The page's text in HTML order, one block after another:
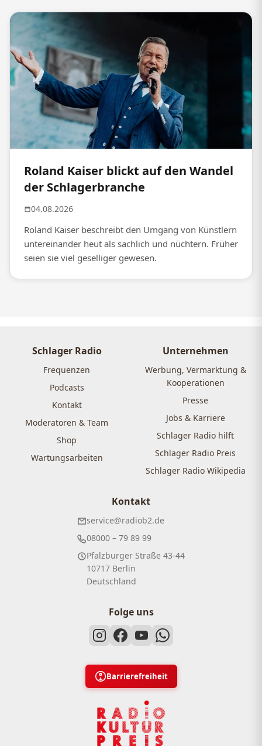
Roland Kaiser blickt auf den Wandel
der Schlagerbranche
04.08.2026
Roland Kaiser beschreibt den Umgang von Künstlern
untereinander heut als sachlich und nüchtern. Früher
seien sie viel geselliger gewesen.
Schlager Radio
Frequenzen
Podcasts
Kontakt
Moderatoren & Team
Shop
Wartungsarbeiten
Unternehmen
Werbung, Vermarktung &
Kooperationen
Presse
Jobs & Karriere
Schlager Radio hilft
Schlager Radio Preis
Schlager Radio Wikipedia
Kontakt
service@radiob2.de
08000 – 79 89 99
Pfalzburger Straße 43-44
10717 Berlin
Deutschland
Folge uns
Barrierefreiheit